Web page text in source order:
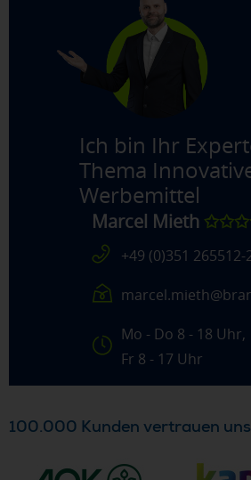
Ich bin Ihr
Thema
Werbemittel
Marcel Mieth
+49 (0)351 265512-
Mo - Do 8 - 18 Uhr,
Fr 8 - 17 Uhr
100.000 Kunden vertrauen